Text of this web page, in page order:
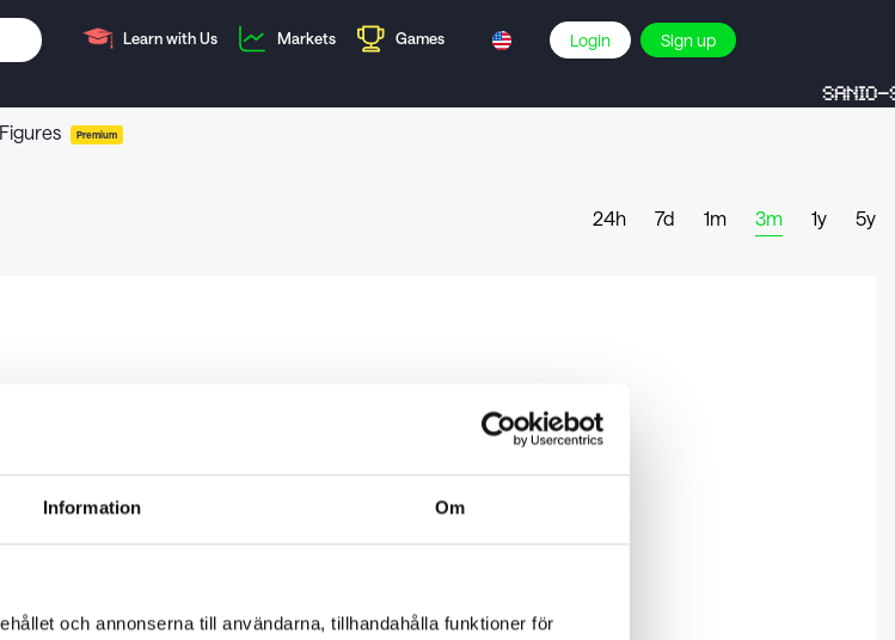
Information Om
och annonserna till användarna, tillhandahålla funktioner för
Learn with Us Markets Games Login Sign up
SANIO-S
Premium
24h 7d 1m 3m 1y 5y